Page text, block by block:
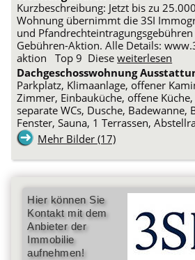
Kurzbeschreibung: Jetzt bis zu
Wohnung übernimmt die 3SI
und
Gebühren-Aktion. Alle Details:
aktion Top 9 Dieseweiterlesen
Dachgeschosswohnung
Parkplatz, Klimaanlage, offener
Zimmer, Einbauküche, offene
separate WCs, Dusche, Badewanne,
Fenster, Sauna, 1 Terrassen,
Mehr Bilder (17)
Hier können Sie
Kontakt mit dem
Anbieter der
Immobilie
aufnehmen!